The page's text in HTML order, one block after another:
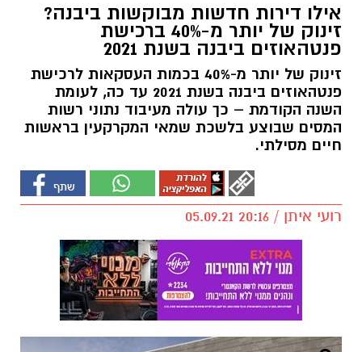
אילו דירות חדשות מבוקשות ביבנה?
זינוק של יותר מ-40% ברכישת
פנטהאוזים ביבנה בשנת 2021
זינוק של יותר מ-40% בכמות העסקאות לרכישת
פנטהאוזים ביבנה בשנת 2021 עד כה, לעומת
השנה הקודמת – כך עולה מעיבוד נתוני רשות
המסים שבוצע בלשכת שמאי המקרקעין בראשות
חיים מסילתי.
רועי איתן / 20:16 05.09.21